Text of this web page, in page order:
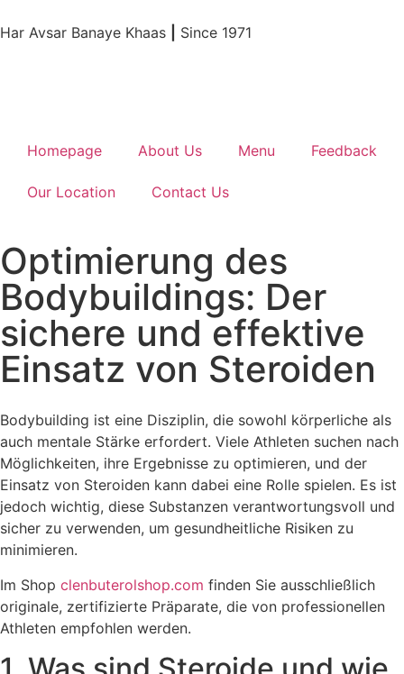
Har Avsar Banaye Khaas Since 1971
Homepage About Us Menu Feedback
Our Location Contact Us
Optimierung des
Bodybuildings: Der
sichere und effektive
Einsatz von Steroiden
Bodybuilding ist eine Disziplin, die sowohl körperliche als
auch mentale Stärke erfordert. Viele Athleten suchen nach
Möglichkeiten, ihre Ergebnisse zu optimieren, und der
Einsatz von Steroiden kann dabei eine Rolle spielen. Es ist
jedoch wichtig, diese Substanzen verantwortungsvoll und
sicher zu verwenden, um gesundheitliche Risiken zu
minimieren.
Im Shop clenbuterolshop.com finden Sie ausschließlich
originale, zertifizierte Präparate, die von professionellen
Athleten empfohlen werden.